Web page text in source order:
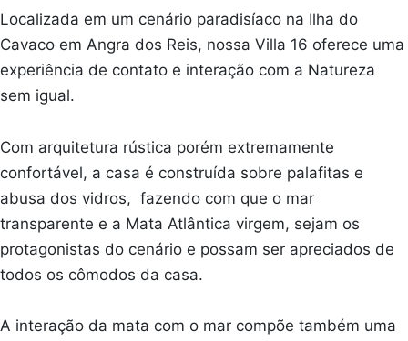
Localizada em um cenário paradisíaco na Ilha do
Cavaco em Angra dos Reis, nossa Villa 16 oferece uma
experiência de contato e interação com a Natureza
sem igual.
Com arquitetura rústica porém extremamente
confortável, a casa é construída sobre palafitas e
abusa dos vidros, fazendo com que o mar
transparente e a Mata Atlântica virgem, sejam os
protagonistas do cenário e possam ser apreciados de
todos os cômodos da casa.
A interação da mata com o mar compõe também uma